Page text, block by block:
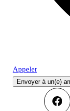
Appeler
Envoyer à un(e)